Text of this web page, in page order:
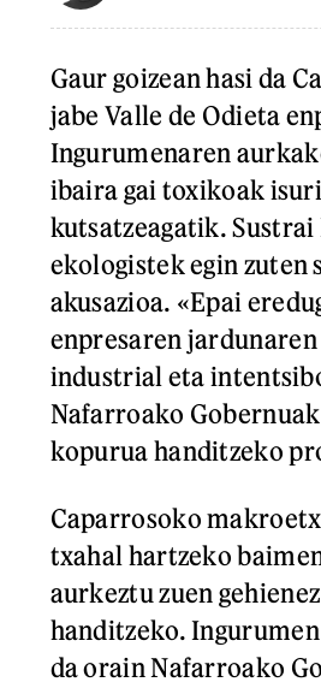
Gaur goizean hasi da
jabe Valle de Odieta
Ingurumenaren
ibaira gai toxikoak
kutsatzeagatik.
ekologistek egin zuten
akusazioa. «Epai
enpresaren
industrial eta
Nafarroako
kopurua handitzeko
Caparrosoko
txahal hartzeko
aurkeztu zuen
handitzeko.
da orain Nafarroako